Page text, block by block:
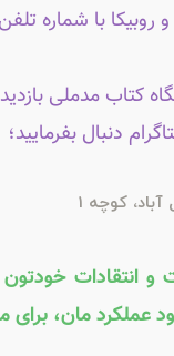
روبیکا با شماره
کتاب مدملی
دنبال بفرمایید؛
کوچه 1
و انتقادات
عملکرد مان، برای